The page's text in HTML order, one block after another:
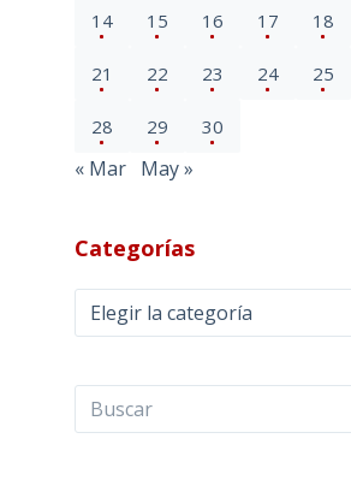
14 15 16 17 18
21 22 23 24 25
28 29 30
« Mar May »
Categorías
Categorías